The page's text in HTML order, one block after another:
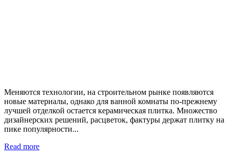
Меняются технологии, на строительном рынке появляются
новые материалы, однако для ванной комнаты по-прежнему
лучшей отделкой остается керамическая плитка. Множество
дизайнерских решений, расцветок, фактуры держат плитку на
пике популярности...
Read more